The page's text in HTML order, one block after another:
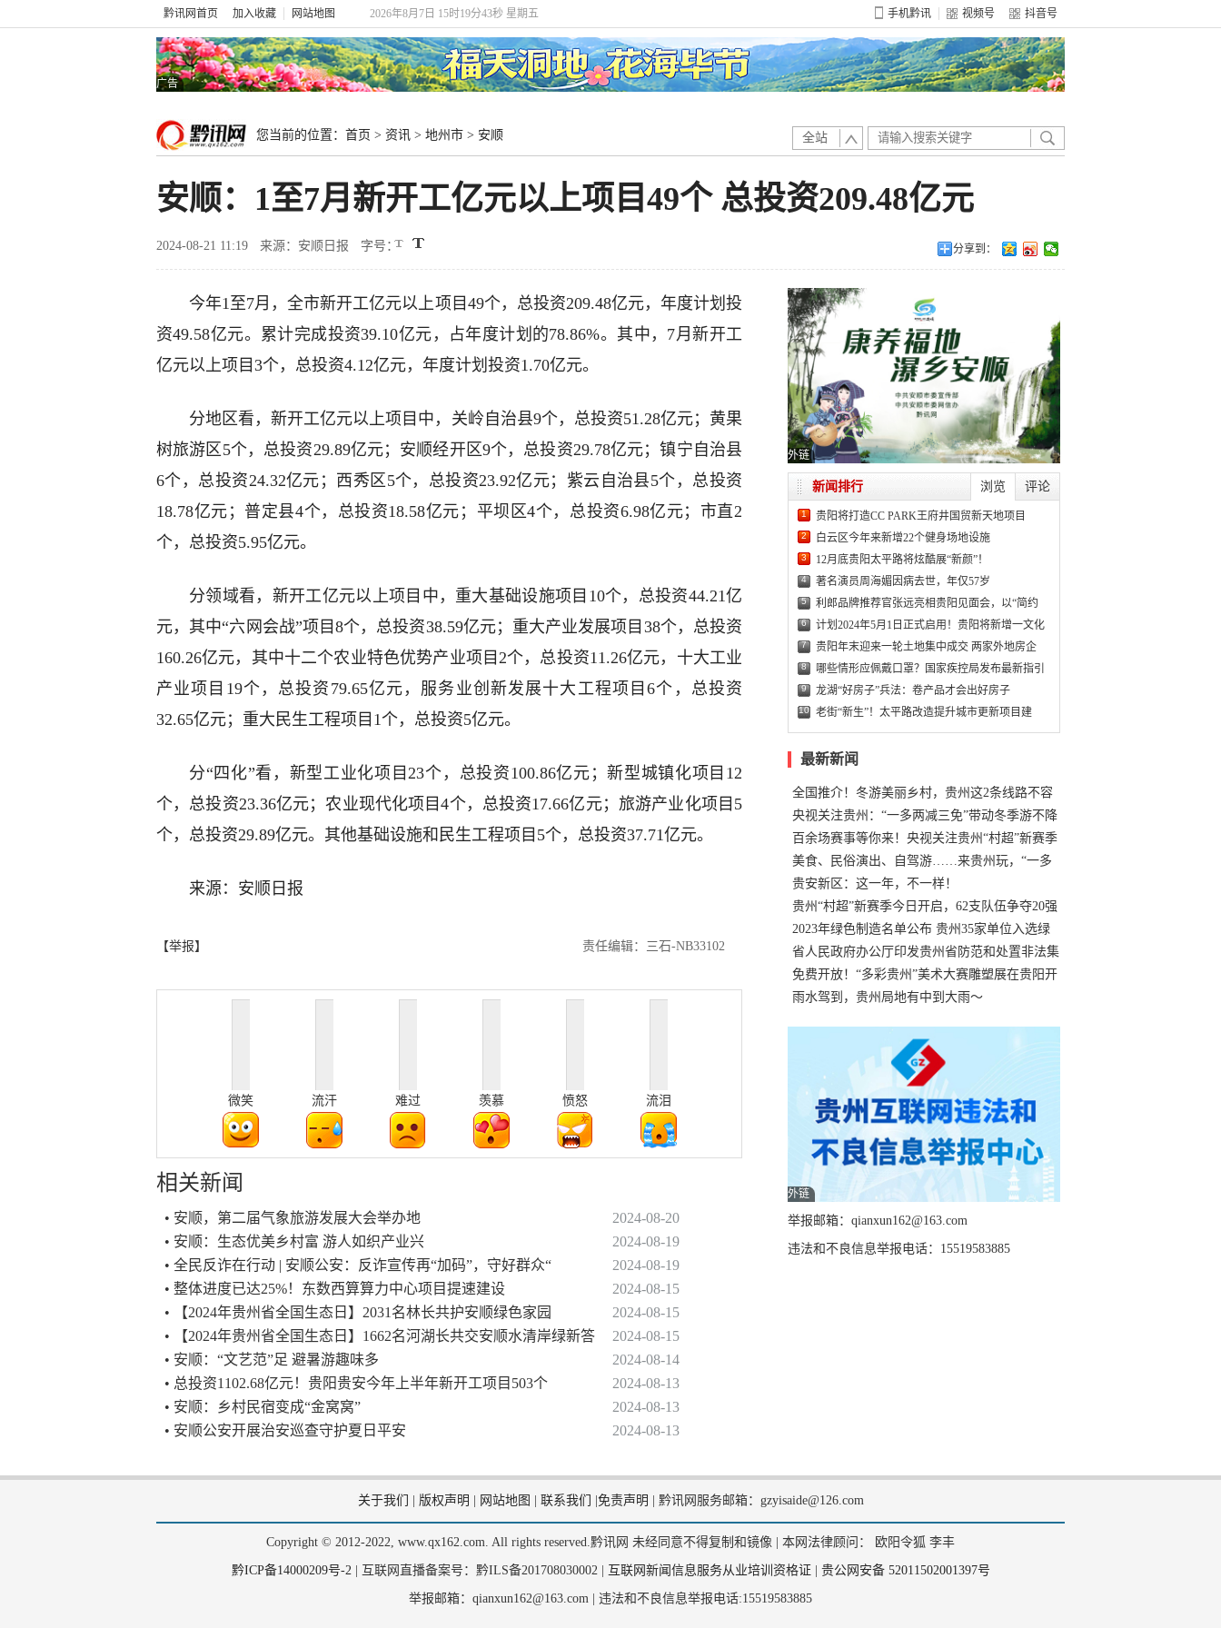
黔讯网首页 加入收藏 网站地图 2026年8月7日 15时19分43秒 星期五 手机黔讯 视频号 抖音号
广告
您当前的位置： 首页 > 资讯 > 地州市 > 安顺 全站
安顺：1至7月新开工亿元以上项目49个 总投资209.48亿元
2024-08-21 11:19 来源：安顺日报 字号： 分享到：
今年1至7月，全市新开工亿元以上项目49个，总投资209.48亿元，年度计划投
资49.58亿元。累计完成投资39.10亿元，占年度计划的78.86%。其中，7月新开工
亿元以上项目3个，总投资4.12亿元，年度计划投资1.70亿元。
分地区看，新开工亿元以上项目中，关岭自治县9个，总投资51.28亿元；黄果
树旅游区5个，总投资29.89亿元；安顺经开区9个，总投资29.78亿元；镇宁自治县
6个，总投资24.32亿元；西秀区5个，总投资23.92亿元；紫云自治县5个，总投资
18.78亿元；普定县4个，总投资18.58亿元；平坝区4个，总投资6.98亿元；市直2
个，总投资5.95亿元。
分领域看，新开工亿元以上项目中，重大基础设施项目10个，总投资44.21亿
元，其中“六网会战”项目8个，总投资38.59亿元；重大产业发展项目38个，总投资
160.26亿元，其中十二个农业特色优势产业项目2个，总投资11.26亿元，十大工业
产业项目19个，总投资79.65亿元，服务业创新发展十大工程项目6个，总投资
32.65亿元；重大民生工程项目1个，总投资5亿元。
分“四化”看，新型工业化项目23个，总投资100.86亿元；新型城镇化项目12
个，总投资23.36亿元；农业现代化项目4个，总投资17.66亿元；旅游产业化项目5
个，总投资29.89亿元。其他基础设施和民生工程项目5个，总投资37.71亿元。
来源：安顺日报
【举报】 责任编辑：三石-NB33102
微笑 流汗 难过 羡慕 愤怒 流泪
相关新闻
• 安顺，第二届气象旅游发展大会举办地
2024-08-20
• 安顺：生态优美乡村富 游人如织产业兴
2024-08-19
• 全民反诈在行动 | 安顺公安：反诈宣传再“加码”，守好群众“
2024-08-19
• 整体进度已达25%！东数西算算力中心项目提速建设
2024-08-15
• 【2024年贵州省全国生态日】2031名林长共护安顺绿色家园
2024-08-15
• 【2024年贵州省全国生态日】1662名河湖长共交安顺水清岸绿新答
2024-08-15
• 安顺：“文艺范”足 避暑游趣味多
2024-08-14
• 总投资1102.68亿元！贵阳贵安今年上半年新开工项目503个
2024-08-13
• 安顺：乡村民宿变成“金窝窝”
2024-08-13
• 安顺公安开展治安巡查守护夏日平安
2024-08-13
外链
浏览 评论
新闻排行
1 贵阳将打造CC PARK王府井国贸新天地项目
2 白云区今年来新增22个健身场地设施
3 12月底贵阳太平路将炫酷展“新颜”！
4 著名演员周海媚因病去世，年仅57岁
5 利郎品牌推荐官张远亮相贵阳见面会，以“简约
6 计划2024年5月1日正式启用！贵阳将新增一文化
7 贵阳年末迎来一轮土地集中成交 两家外地房企
8 哪些情形应佩戴口罩？国家疾控局发布最新指引
9 龙湖“好房子”兵法：卷产品才会出好房子
10 老街“新生”！太平路改造提升城市更新项目建
最新新闻
全国推介！冬游美丽乡村，贵州这2条线路不容
错过
央视关注贵州：“一多两减三免”带动冬季游不降
温
百余场赛事等你来！央视关注贵州“村超”新赛季
正式“打响”
美食、民俗演出、自驾游……来贵州玩，“一多
两减三免”！
贵安新区：这一年，不一样！
贵州“村超”新赛季今日开启，62支队伍争夺20强
名额
2023年绿色制造名单公布 贵州35家单位入选绿
色工厂
省人民政府办公厅印发贵州省防范和处置非法集
资工作实施细则
免费开放！“多彩贵州”美术大赛雕塑展在贵阳开
展，持续至1月19日
雨水驾到，贵州局地有中到大雨～
外链
举报邮箱：qianxun162@163.com
违法和不良信息举报电话：15519583885
关于我们 版权声明 网站地图 联系我们 免责声明 黔讯网服务邮箱：gzyisaide@126.com
Copyright © 2012-2022, www.qx162.com. All rights reserved.黔讯网 未经同意不得复制和镜像 | 本网法律顾问： 欧阳令狐 李丰
黔ICP备14000209号-2| 互联网直播备案号：黔ILS备201708030002 | 互联网新闻信息服务从业培训资格证 贵公网安备 52011502001397号
举报邮箱：qianxun162@163.com | 违法和不良信息举报电话:15519583885